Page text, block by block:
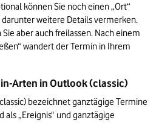
können Sie noch einen „Ort“
weitere Details vermerken.
aber auch freilassen. Nach einem
wandert der Termin in Ihrem
Arten in Outlook (classic)
bezeichnet ganztägige Termine
als „Ereignis“ und ganztägige